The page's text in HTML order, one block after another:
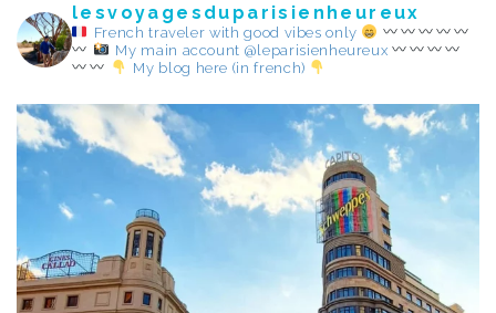
lesvoyagesduparisienheureux
French traveler with good vibes only
My main account @leparisienheureux
My blog here (in french)